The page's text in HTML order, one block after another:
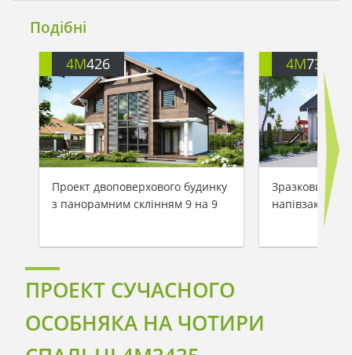
Подібні
4M426
Проект двоповерхового будинку
з панорамним склінням 9 на 9
4M734
Зразковий
ПРОЕКТ СУЧАСНОГО
ОСОБНЯКА НА ЧОТИРИ